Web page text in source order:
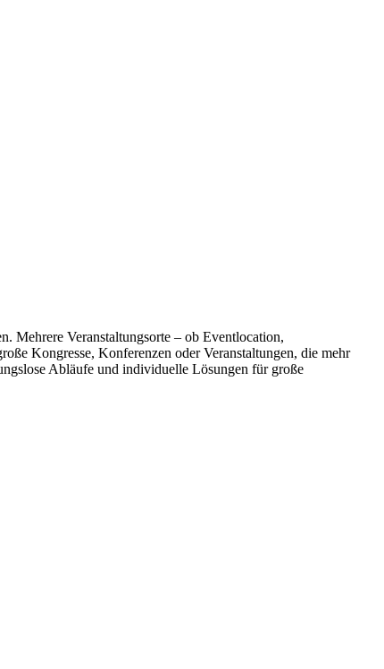
Mehrere Veranstaltungsorte – ob Eventlocation,
Kongresse, Konferenzen oder Veranstaltungen, die mehr
Abläufe und individuelle Lösungen für große